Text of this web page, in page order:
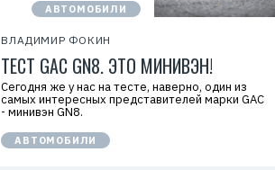
АВТОМОБИЛИ
ВЛАДИМИР ФОКИН
ТЕСТ GAC GN8. ЭТО МИНИВЭН!
Сегодня же у нас на тесте, наверно, один из
самых интересных представителей марки GAC
- минивэн GN8.
АВТОМОБИЛИ